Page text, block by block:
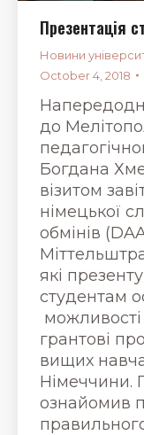
Презентація
Новини
October 4, 2018
до
Богдана
візитом
німецької
обмінів
які
студентам
можливості
грантові
вищих
Німеччини.
ознайомив